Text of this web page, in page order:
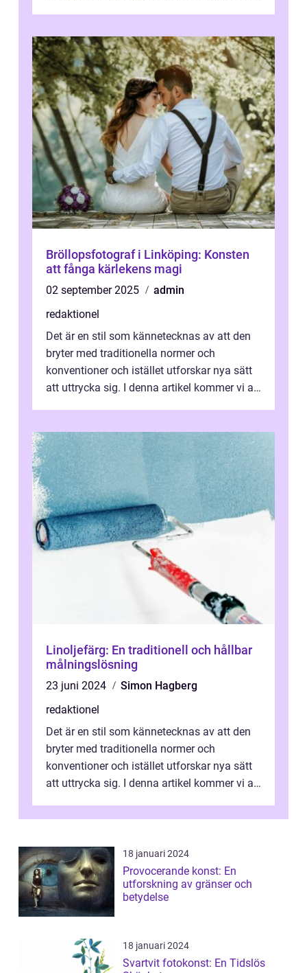
Bröllopsfotograf i Linköping: Konsten
att fånga kärlekens magi
02 september 2025
admin
redaktionel
Det är en stil som kännetecknas av att den
bryter med traditionella normer och
konventioner och istället utforskar nya sätt
att uttrycka sig. I denna artikel kommer vi att
Linoljefärg: En traditionell och hållbar
målningslösning
23 juni 2024
Simon Hagberg
redaktionel
Det är en stil som kännetecknas av att den
bryter med traditionella normer och
konventioner och istället utforskar nya sätt
att uttrycka sig. I denna artikel kommer vi att
18 januari 2024
Provocerande konst: En
utforskning av gränser och
betydelse
18 januari 2024
Svartvit fotokonst: En Tidslös